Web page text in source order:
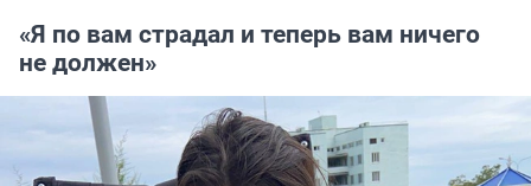
«Я по вам страдал и теперь вам ничего
не должен»